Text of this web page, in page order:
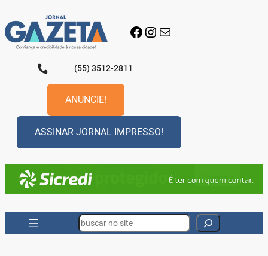
para
o
conteúdo
Facebook
Instagram
E-mail
(55) 3512-2811
ANUNCIE!
ASSINAR JORNAL IMPRESSO!
Search